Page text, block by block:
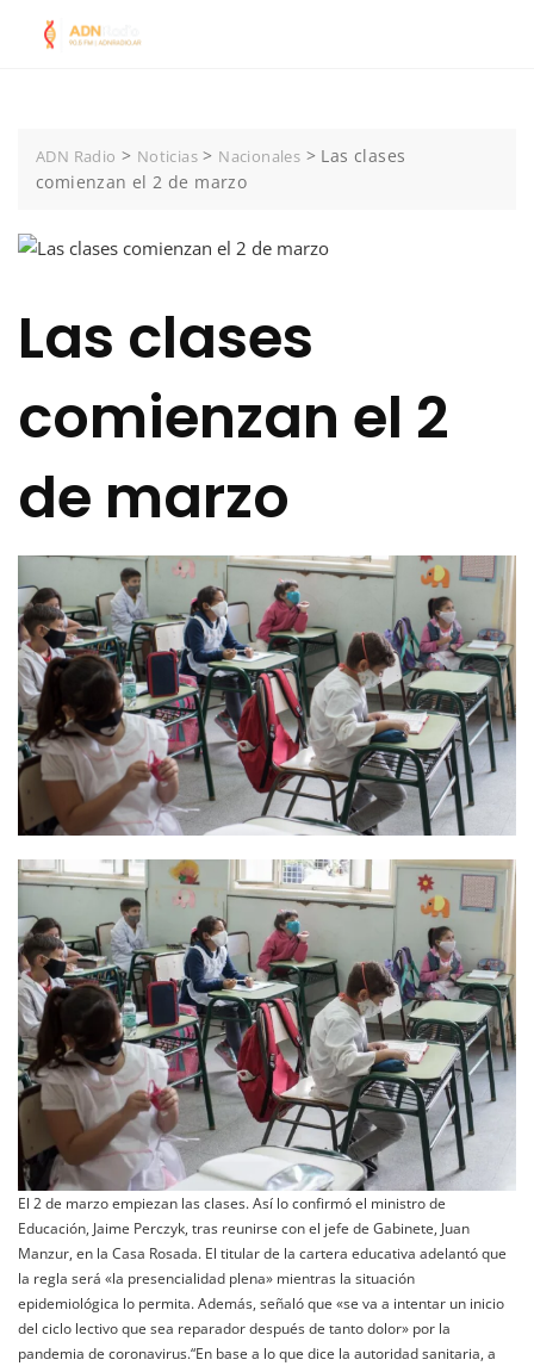
ADN Radio > Noticias > Nacionales > Las clases
comienzan el 2 de marzo
Las clases
comienzan el 2
de marzo
El 2 de marzo empiezan las clases. Así lo confirmó el ministro de
Educación, Jaime Perczyk, tras reunirse con el jefe de Gabinete, Juan
Manzur, en la Casa Rosada. El titular de la cartera educativa adelantó que
la regla será «la presencialidad plena» mientras la situación
epidemiológica lo permita. Además, señaló que «se va a intentar un inicio
del ciclo lectivo que sea reparador después de tanto dolor» por la
pandemia de coronavirus.“En base a lo que dice la autoridad sanitaria, a